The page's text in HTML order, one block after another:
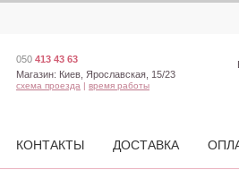
050 413 43 63
Магазин: Киев, Ярославская, 15/23
схема проезда | время работы
КОНТАКТЫ ДОСТАВКА